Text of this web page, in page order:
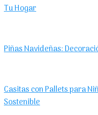
Tu Hogar
Piñas Navideñas:
Casitas con Pallets para
Sostenible